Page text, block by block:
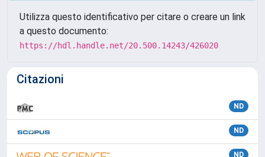
Utilizza questo identificativo per citare o creare un link
a questo documento:
https://hdl.handle.net/20.500.14243/426020
Citazioni
ND
ND
ND